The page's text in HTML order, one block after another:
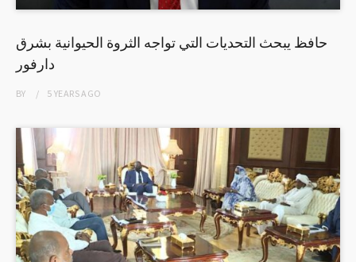
حافظ يبحث التحديات التي تواجه الثروة الحيوانية بشرق
دارفور
BY 5 YEARSAGO